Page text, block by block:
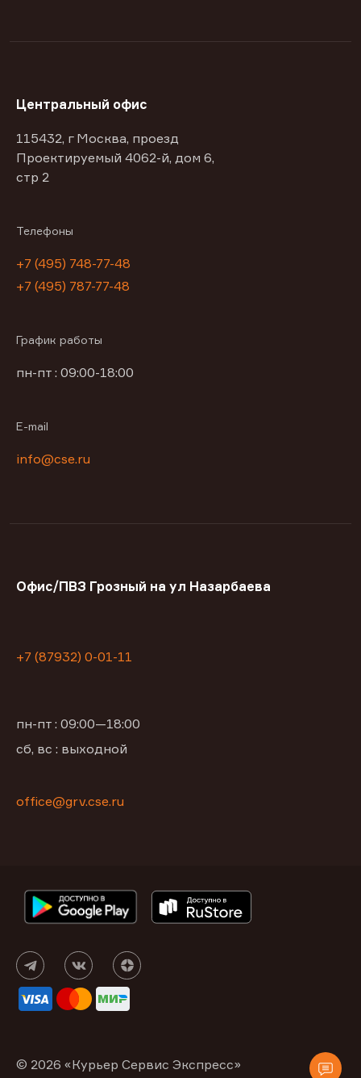
Центральный офис
115432, г Москва, проезд
Проектируемый 4062-й, дом 6,
стр 2
Телефоны
+7 (495) 748-77-48
+7 (495) 787-77-48
График работы
пн-пт : 09:00-18:00
E-mail
info@cse.ru
Офис/ПВЗ Грозный на ул Назарбаева
+7 (87932) 0-01-11
пн-пт : 09:00—18:00
сб, вс : выходной
office@grv.cse.ru
© 2026 «Курьер Сервис Экспресс»